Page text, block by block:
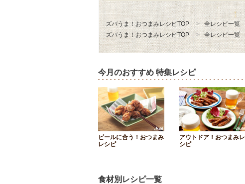
ズバうま！おつまみレシピTOP 全レシピ一覧
ズバうま！おつまみレシピTOP
全レシピ一覧
今月のおすすめ 特集レシピ
ビールに合う！おつまみ
レシピ
アウトドア！おつまみレ
シピ
食材別レシピ一覧